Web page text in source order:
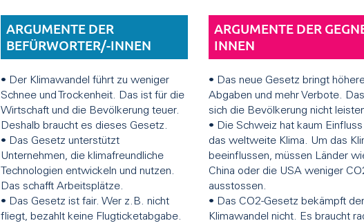
ARGUMENTE DER
BEFÜRWORTER/-INNEN
• Der Klimawandel führt zu weniger
Schnee und Trockenheit. Das ist für die
Wirtschaft und die Bevölkerung teuer.
Deshalb braucht es dieses Gesetz.
• Das Gesetz unterstützt
Unternehmen, die klimafreundliche
Technologien entwickeln und nutzen.
Das schafft Arbeitsplätze.
• Das Gesetz ist fair. Wer z.B. nicht
fliegt, bezahlt keine Flugticketabgabe.
ARGUMENTE DER
INNEN
• Das neue Gesetz bringt
Abgaben und mehr Verbote.
sich die Bevölkerung nicht
• Die Schweiz hat kaum
das weltweite Klima. Um das
beeinflussen, müssen Länder
China oder die USA weniger
ausstossen.
• Das CO2-Gesetz bekämpft
Klimawandel nicht. Es braucht